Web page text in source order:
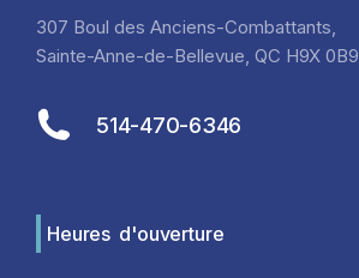
307 Boul des Anciens-Combattants,
Sainte-Anne-de-Bellevue, QC H9X 0B9
514-470-6346
Heures d'ouverture